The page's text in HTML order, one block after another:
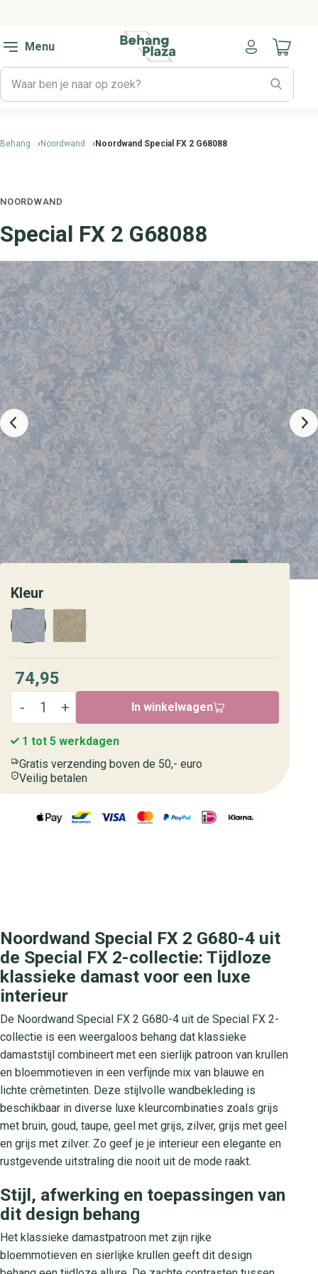
Menu
Naar
Behang Noordwand Noordwand Special FX 2 G68088
NOORDWAND
Special FX 2 G68088
Kleur
74,95
In winkelwagen
1 tot 5 werkdagen
Gratis verzending boven de 50,- euro
Veilig betalen
Noordwand Special FX 2 G680-4 uit
de Special FX 2-collectie: Tijdloze
klassieke damast voor een luxe
interieur
De Noordwand Special FX 2 G680-4 uit de Special FX 2-
collectie is een weergaloos behang dat klassieke
damaststijl combineert met een sierlijk patroon van krullen
en bloemmotieven in een verfijnde mix van blauwe en
lichte crèmetinten. Deze stijlvolle wandbekleding is
beschikbaar in diverse luxe kleurcombinaties zoals grijs
met bruin, goud, taupe, geel met grijs, zilver, grijs met geel
en grijs met zilver. Zo geef je je interieur een elegante en
rustgevende uitstraling die nooit uit de mode raakt.
Stijl, afwerking en toepassingen van
dit design behang
Het klassieke damastpatroon met zijn rijke
bloemmotieven en sierlijke krullen geeft dit design